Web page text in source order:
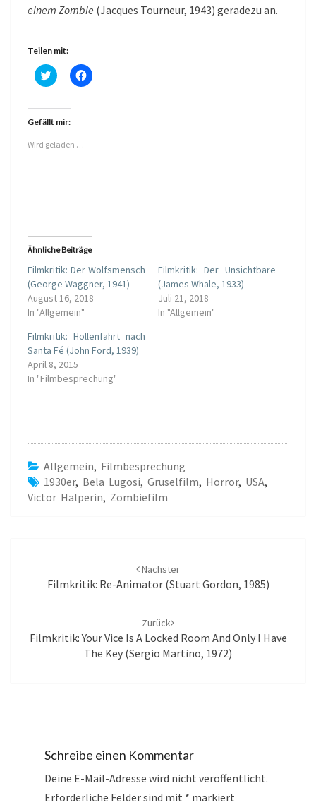
einem Zombie (Jacques Tourneur, 1943) geradezu an.
Teilen mit:
K
l
k
,
u
ü
r
z
t
e
i
l
e
n
(
W
i
r
i
n
n
e
t
e
r
g
e
K
l
k
z
u
t
e
i
e
W
i
r
n
n
e
t
e
r
g
e
Gefällt mir:
Wird geladen …
Ähnliche Beiträge
Filmkritik: Der Wolfsmensch
(George Waggner, 1941)
August 16, 2018
In "Allgemein"
Filmkritik: Der Unsichtbare
(James Whale, 1933)
Juli 21, 2018
In "Allgemein"
Filmkritik: Höllenfahrt nach
Santa Fé (John Ford, 1939)
April 8, 2015
In "Filmbesprechung"
Allgemein, Filmbesprechung
1930er, Bela Lugosi, Gruselfilm, Horror, USA,
Victor Halperin, Zombiefilm
Nächster
Filmkritik: Re-Animator (Stuart Gordon, 1985)
Zurück
Filmkritik: Your Vice Is A Locked Room And Only I Have
The Key (Sergio Martino, 1972)
Schreibe einen Kommentar
Deine E-Mail-Adresse wird nicht veröffentlicht.
Erforderliche Felder sind mit * markiert